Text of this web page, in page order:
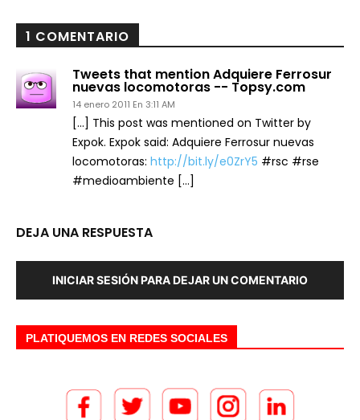
1 COMENTARIO
Tweets that mention Adquiere Ferrosur
nuevas locomotoras -- Topsy.com
14 enero 2011 En 3:11 AM
[…] This post was mentioned on Twitter by
Expok. Expok said: Adquiere Ferrosur nuevas
locomotoras: http://bit.ly/e0ZrY5 #rsc #rse
#medioambiente […]
DEJA UNA RESPUESTA
INICIAR SESIÓN PARA DEJAR UN COMENTARIO
PLATIQUEMOS EN REDES SOCIALES